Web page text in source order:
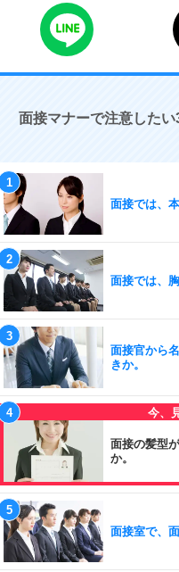
面接マナーで注意したい
面接では、
面接では、
面接官から
きか。
面接の髪型
か。
面接室で、